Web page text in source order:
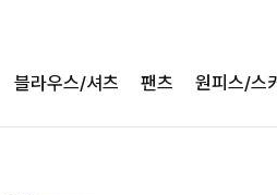
블라우스/셔츠 팬츠 원피스/스